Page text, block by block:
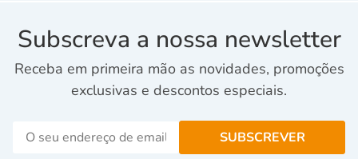
Subscreva a nossa newsletter
Receba em primeira mão as novidades, promoções
exclusivas e descontos especiais.